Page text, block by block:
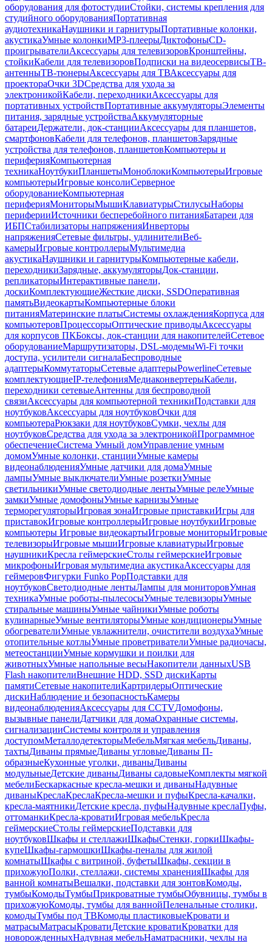
оборудования для фотостудииСтойки, системы крепления для
студийного оборудованияПортативная
аудиотехникаНаушники и гарнитурыПортативные колонки,
акустикаУмные колонкиMP3-плеерыДиктофоныCD-
проигрывателиАксессуары для телевизоровКронштейны,
стойкиКабели для телевизоровПодписки на видеосервисыТВ-
антенныТВ-тюнерыАксессуары для ТВАксессуары для
проектораОчки 3DСредства для ухода за
электроникойКабели, переходникиАксессуары для
портативных устройствПортативные аккумуляторыЭлементы
питания, зарядные устройстваАккумуляторные
батареиДержатели, док-станцииАксессуары для планшетов,
смартфоновКабели для телефонов, планшетовЗарядные
устройства для телефонов, планшетовКомпьютеры и
периферияКомпьютерная
техникаНоутбукиПланшетыМоноблокиКомпьютерыИгровые
компьютерыИгровые консолиСерверное
оборудованиеКомпьютерная
периферияМониторыМышиКлавиатурыСтилусыНаборы
периферииИсточники бесперебойного питанияБатареи для
ИБПСтабилизаторы напряженияИнверторы
напряженияСетевые фильтры, удлинителиВеб-
камерыИгровые контроллерыМультимедиа
акустикаНаушники и гарнитурыКомпьютерные кабели,
переходникиЗарядные, аккумуляторыДок-станции,
репликаторыИнтерактивные панели,
доскиКомплектующиеЖесткие диски, SSDОперативная
памятьВидеокартыКомпьютерные блоки
питанияМатеринские платыСистемы охлажденияКорпуса для
компьютеровПроцессорыОптические приводыАксессуары
для корпусов ПКБоксы, док-станции для накопителейСетевое
оборудованиеМаршрутизаторы, DSL-модемыWi-Fi точки
доступа, усилители сигналаБеспроводные
адаптерыКоммутаторыСетевые адаптерыPowerlineСетевые
комплектующиеIP-телефонияМедиаконвертерыКабели,
переходники сетевыеАнтенны для беспроводной
связиАксессуары для компьютерной техникиПодставки для
ноутбуковАксессуары для ноутбуковОчки для
компьютераРюкзаки для ноутбуковСумки, чехлы для
ноутбуковСредства для ухода за электроникойПрограммное
обеспечениеСистема Умный домУправление умным
домомУмные колонки, станцииУмные камеры
видеонаблюденияУмные датчики для домаУмные
лампыУмные выключателиУмные розеткиУмные
светильникиУмные светодиодные лентыУмные релеУмные
замкиУмные домофоныУмные карнизыУмные
терморегуляторыИгровая зонаИгровые приставкиИгры для
приставокИгровые контроллерыИгровые ноутбукиИгровые
компьютеры Игровые видеокартыИгровые мониторыИгровые
телевизорыИгровые мышиИгровые клавиатурыИгровые
наушникиКресла геймерскиеСтолы геймерскиеИгровые
микрофоныИгровая мультимедиа акустикаАксессуары для
геймеровФигурки Funko PopПодставки для
ноутбуковСветодиодные лентыЛампы для мониторовУмная
техникаУмные роботы-пылесосыУмные телевизорыУмные
стиральные машиныУмные чайникиУмные роботы
кулинарныеУмные вентиляторыУмные кондиционерыУмные
обогревателиУмные увлажнители, очистители воздухаУмные
отопительные котлыУмные проветривателиУмные радиочасы,
метеостанцииУмные кормушки и поилки для
животныхУмные напольные весыНакопители данныхUSB
Flash накопителиВнешние HDD, SSD дискиКарты
памятиСетевые накопителиКартридерыОптические
дискиНаблюдение и безопасностьКамеры
видеонаблюденияАксессуары для CCTVДомофоны,
вызывные панелиДатчики для домаОхранные системы,
сигнализацииСистемы контроля и управления
доступомМеталлодетекторыМебельМягкая мебельДиваны,
тахтыДиваны прямыеДиваны угловыеДиваны П-
образныеКухонные уголки, диваныДиваны
модульныеДетские диваныДиваны садовыеКомплекты мягкой
мебелиБескаркасные кресла-мешки и диваныНадувные
диваныКреслаКреслаКресла-мешки и пуфыКресла-качалки,
кресла-маятникиДетские кресла, пуфыНадувные креслаПуфы,
оттоманкиКресла-кроватиИгровая мебельКресла
геймерскиеСтолы геймерскиеПодставки для
ноутбуковШкафы и стеллажиШкафыСтенки, горкиШкафы-
купеШкафы-гармошкиШкафы-пеналы для жилой
комнатыШкафы с витриной, буфетыШкафы, секции в
прихожуюПолки, стеллажи, системы храненияШкафы для
ванной комнатыВешалки, подставки для зонтовКомоды,
тумбыКомодыТумбыПрикроватные тумбыОбувницы, тумбы в
прихожуюКомоды, тумбы для ваннойПеленальные столики,
комодыТумбы под ТВКомоды пластиковыеКровати и
матрасыМатрасыКроватиДетские кроватиКроватки для
новорожденныхНадувная мебельНаматрасники, чехлы на